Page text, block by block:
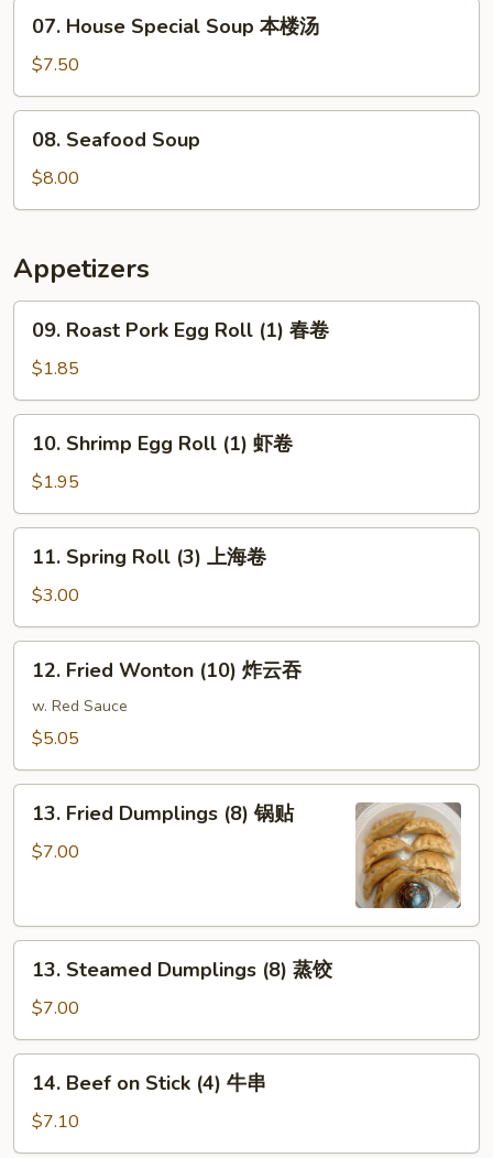
House
Special
Soup
本
07. House Special Soup 本楼汤
$7.50
Seafood
Soup
08. Seafood Soup
$8.00
Appetizers
Roast
Pork
Egg
Roll
(1)
09. Roast Pork Egg Roll (1) 春卷
$1.85
Shrimp
Egg
Roll
(1)
10. Shrimp Egg Roll (1) 虾卷
$1.95
Spring
Roll
(3)
上
11. Spring Roll (3) 上海卷
$3.00
Fried
Wonton
(10)
云
12. Fried Wonton (10) 炸云吞
w. Red Sauce
$5.05
Fried
Dumplings
贴
13. Fried Dumplings (8) 锅贴
$7.00
Steamed
Dumplings
(8)
蒸
13. Steamed Dumplings (8) 蒸饺
$7.00
Beef
Stick
14. Beef on Stick (4) 牛串
$7.10